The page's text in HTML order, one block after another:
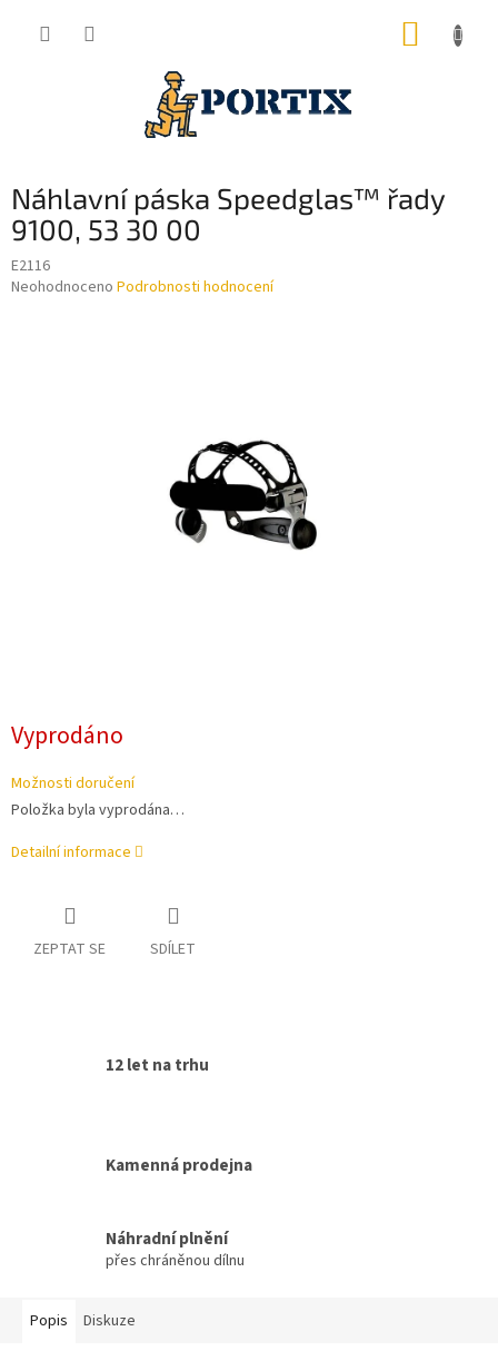
Náhlavní páska Speedglas™ řady
9100, 53 30 00
E2116
Průměrné
Neohodnoceno Podrobnosti hodnocení
Vyprodáno
Možnosti doručení
Položka byla vyprodána…
Detailní informace
ZEPTAT SE SDÍLET
12 let na trhu
Kamenná prodejna
Náhradní plnění
přes chráněnou dílnu
Popis Diskuze